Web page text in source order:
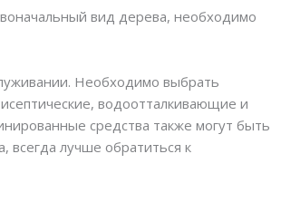
вид дерева, необходимо
Необходимо выбрать
водоотталкивающие и
средства также могут быть
всегда лучше обратиться к